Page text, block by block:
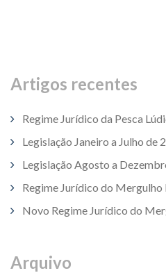
Artigos recentes
Regime Jurídico da Pesca
Legislação Janeiro a Julho de
Legislação Agosto a
Regime Jurídico do Mergulho
Novo Regime Jurídico do
Arquivo